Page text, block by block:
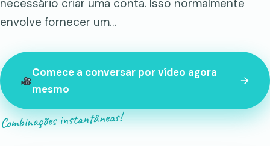
necessário criar uma conta. Isso normalmente
envolve fornecer um…
Comece a conversar por vídeo agora
mesmo
Combinações instantâneas!